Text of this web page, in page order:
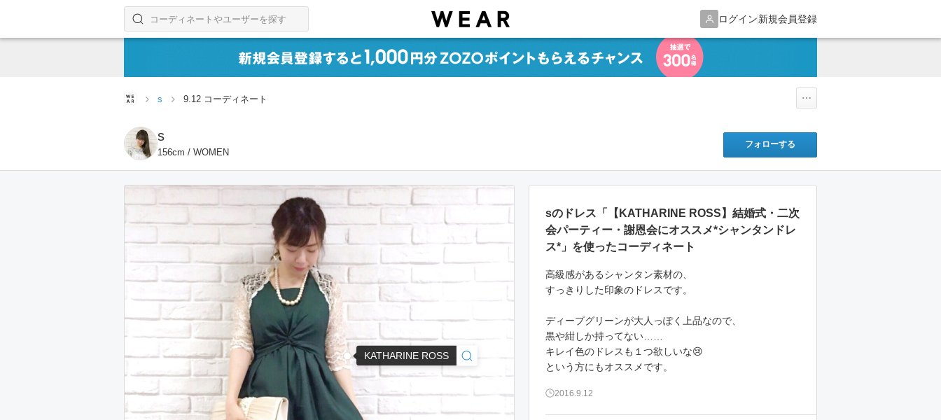
ログイン新規会員登録
コーディネートやユーザーを探す
検索する
s 9.12 コーディネート
s
156cm / WOMEN
フォローする
KATHARINE ROSS
sのドレス「【KATHARINE ROSS】結婚式・二次
会パーティー・謝恩会にオススメ*シャンタンドレ
ス*」を使ったコーディネート
高級感があるシャンタン素材の、
すっきりした印象のドレスです。
ディープグリーンが大人っぽく上品なので、
黒や紺しか持ってない……
キレイ色のドレスも１つ欲しいな😢
という方にもオススメです。
2016.9.12